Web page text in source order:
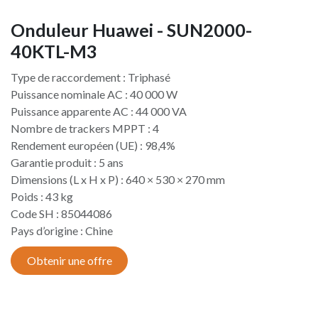
Onduleur Huawei - SUN2000-
40KTL-M3
Type de raccordement : Triphasé
Puissance nominale AC : 40 000 W
Puissance apparente AC : 44 000 VA
Nombre de trackers MPPT : 4
Rendement européen (UE) : 98,4%
Garantie produit : 5 ans
Dimensions (L x H x P) : 640 × 530 × 270 mm
Poids : 43 kg
Code SH : 85044086
Pays d’origine : Chine​
Obtenir une offre